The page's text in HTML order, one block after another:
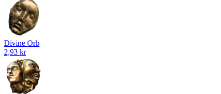
Divine Orb
2,93 kr